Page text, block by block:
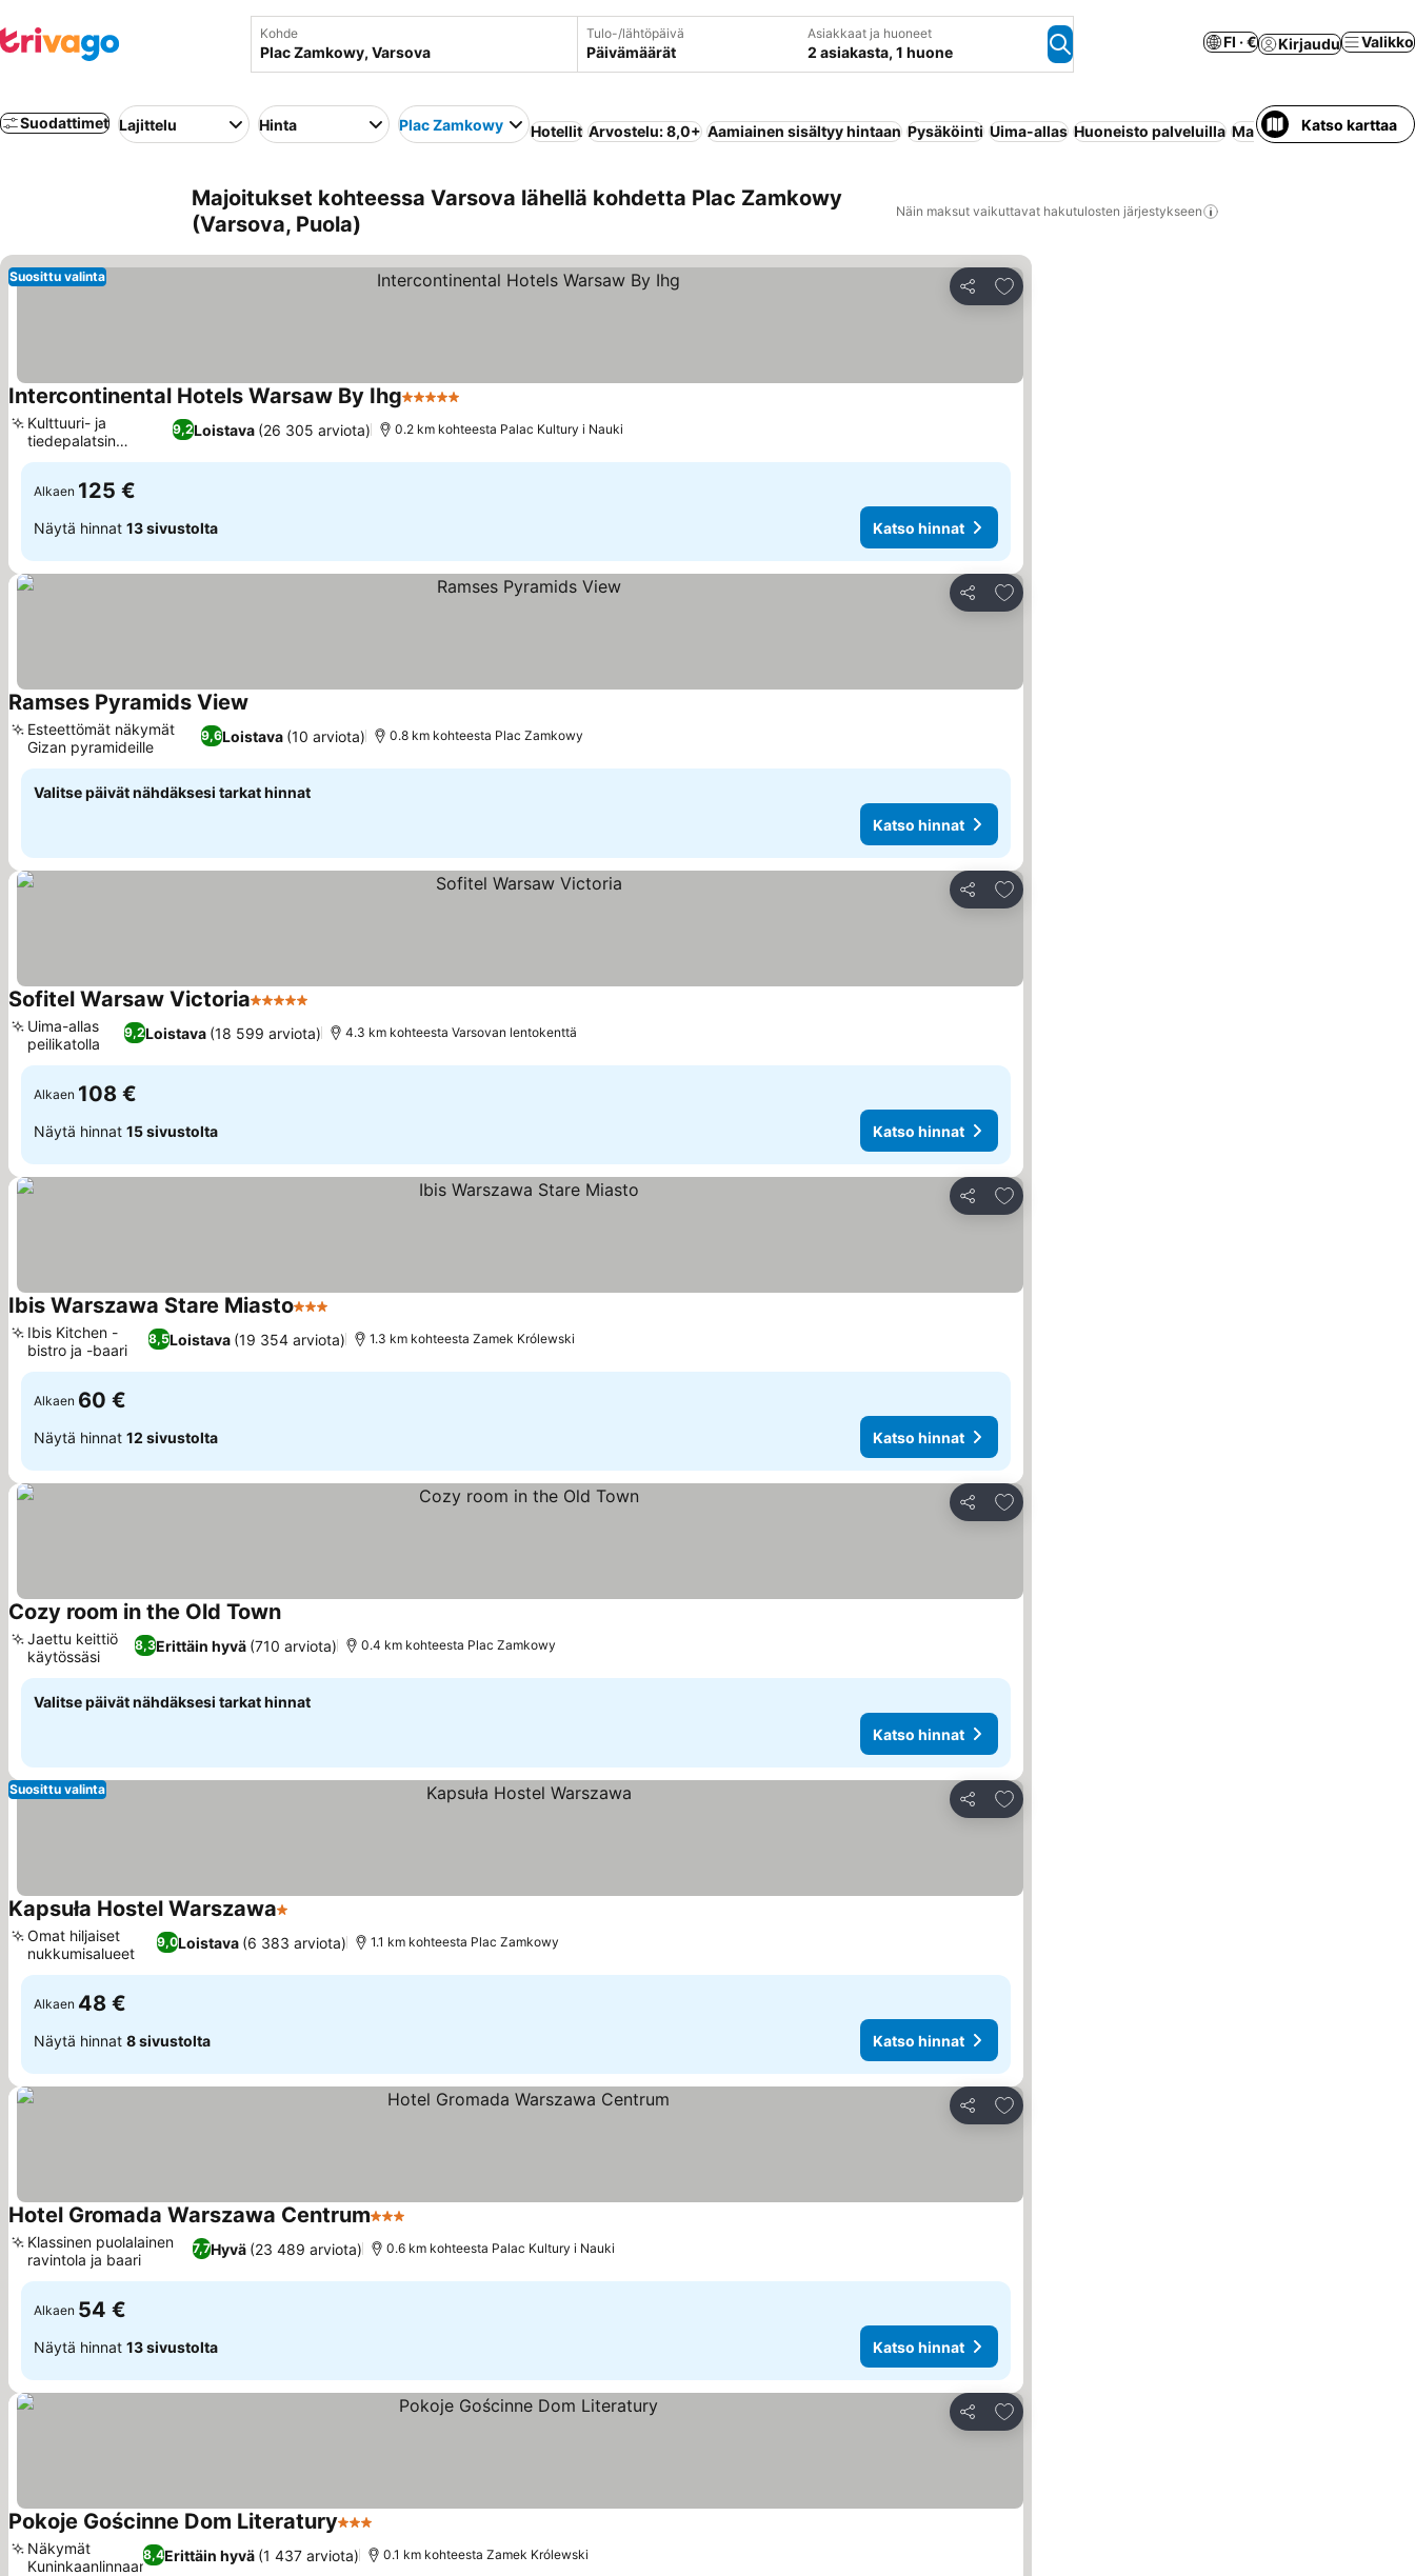
Kohde Tulo-/lähtöpäivä
Päivämäärät
Asiakkaat ja huoneet
2 asiakasta, 1 huone
FI · € Kirjaudu Valikko
Suodattimet Lajittelu Hinta Plac Zamkowy Hotellit Arvostelu: 8,0+ Aamiainen sisältyy hintaan Pysäköinti Uima-allas Huoneisto palveluilla Maksuton peruutus
Katso karttaa
Majoitukset kohteessa Varsova lähellä kohdetta Plac Zamkowy
(Varsova, Puola)
Näin maksut vaikuttavat hakutulosten järjestykseen
Jaa
Lisää suosikkeihin
Suosittu valinta
Intercontinental Hotels Warsaw By Ihg5 Tähtiluokitus
9,2Loistava (26 305 arviota)
Kulttuuri- ja
tiedepalatsin
näkymät
0.2 km kohteesta Palac Kultury i Nauki
Alkaen 125 €
Näytä hinnat 13 sivustolta Katso hinnat
Jaa
Lisää suosikkeihin
Ramses Pyramids View
9,6Loistava (10 arviota)
Esteettömät näkymät
Gizan pyramideille
0.8 km kohteesta Plac Zamkowy
Valitse päivät nähdäksesi tarkat hinnat
Katso hinnat
Jaa
Lisää suosikkeihin
Sofitel Warsaw Victoria5 Tähtiluokitus
9,2Loistava (18 599 arviota)
Uima-allas
peilikatolla
4.3 km kohteesta Varsovan lentokenttä
Alkaen 108 €
Näytä hinnat 15 sivustolta Katso hinnat
Jaa
Lisää suosikkeihin
Ibis Warszawa Stare Miasto3 Tähtiluokitus
8,5Loistava (19 354 arviota)
Ibis Kitchen -
bistro ja -baari
1.3 km kohteesta Zamek Królewski
Alkaen 60 €
Näytä hinnat 12 sivustolta Katso hinnat
Jaa
Lisää suosikkeihin
Cozy room in the Old Town
8,3Erittäin hyvä (710 arviota)
Jaettu keittiö
käytössäsi
0.4 km kohteesta Plac Zamkowy
Valitse päivät nähdäksesi tarkat hinnat
Katso hinnat
Jaa
Lisää suosikkeihin
Suosittu valinta
Kapsuła Hostel Warszawa1 Tähtiluokitus
9,0Loistava (6 383 arviota)
Omat hiljaiset
nukkumisalueet
1.1 km kohteesta Plac Zamkowy
Alkaen 48 €
Näytä hinnat 8 sivustolta Katso hinnat
Jaa
Lisää suosikkeihin
Hotel Gromada Warszawa Centrum3 Tähtiluokitus
7,7Hyvä (23 489 arviota)
Klassinen puolalainen
ravintola ja baari
0.6 km kohteesta Palac Kultury i Nauki
Alkaen 54 €
Näytä hinnat 13 sivustolta Katso hinnat
Jaa
Lisää suosikkeihin
Pokoje Gościnne Dom Literatury3 Tähtiluokitus
8,4Erittäin hyvä (1 437 arviota)
Näkymät
Kuninkaanlinnaan
0.1 km kohteesta Zamek Królewski